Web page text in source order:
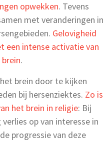
opwekken. Tevens
met veranderingen in
Gelovigheid
een intense activatie van
.
brein door te kijken
bij hersenziektes. Zo is
het brein in religie: Bij
op van interesse in
progressie van deze